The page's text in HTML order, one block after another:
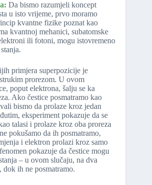
Da bismo razumjeli koncept
u isto vrijeme, prvo moramo
kvantne fizike poznat kao
kvantnoj mehanici, subatomske
ili fotoni, mogu istovremeno
primjera superpozicije je
prorezom. U ovom
poput elektrona, šalju se ka
Ako čestice posmatramo kao
bismo da prolaze kroz jedan
eksperiment pokazuje da se
talasi i prolaze kroz oba proreza
pokušamo da ih posmatramo,
i elektron prolazi kroz samo
pokazuje da čestice mogu
– u ovom slučaju, na dva
dok ih ne posmatramo.